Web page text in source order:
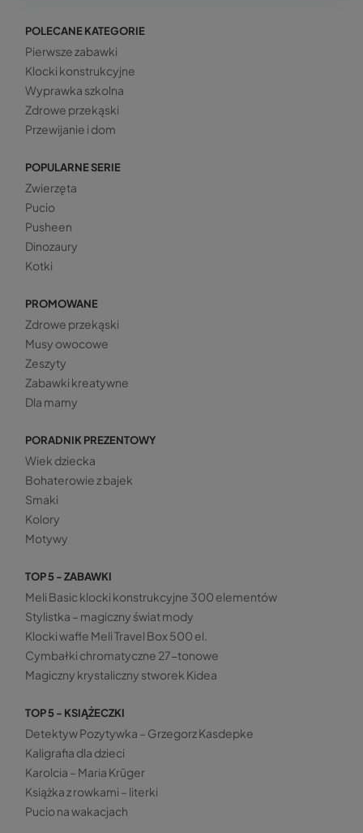
POLECANE KATEGORIE
Pierwsze zabawki
Klocki konstrukcyjne
Wyprawka szkolna
Zdrowe przekąski
Przewijanie i dom
POPULARNE SERIE
Zwierzęta
Pucio
Pusheen
Dinozaury
Kotki
PROMOWANE
Zdrowe przekąski
Musy owocowe
Zeszyty
Zabawki kreatywne
Dla mamy
PORADNIK PREZENTOWY
Wiek dziecka
Bohaterowie z bajek
Smaki
Kolory
Motywy
TOP 5 - ZABAWKI
Meli Basic klocki konstrukcyjne 300 elementów
Stylistka – magiczny świat mody
Klocki wafle Meli Travel Box 500 el.
Cymbałki chromatyczne 27-tonowe
Magiczny krystaliczny stworek Kidea
TOP 5 - KSIĄŻECZKI
Detektyw Pozytywka – Grzegorz Kasdepke
Kaligrafia dla dzieci
Karolcia – Maria Krüger
Książka z rowkami – literki
Pucio na wakacjach